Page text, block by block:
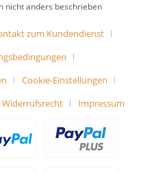
nicht anders beschrieben
zum Kundendienst
Cookie-Einstellungen
Widerrufsrecht Impressum